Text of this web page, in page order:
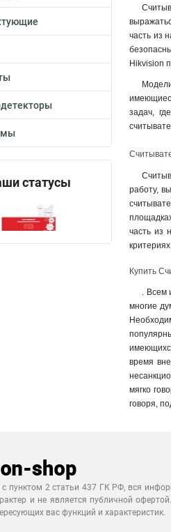
статусы
часть из
Hikvision
задач,
работу,
часть из
Купить
. Всем
многие
время
мягко
говоря,
с пунктом 2 статьи 437 ГК РФ, вся
и не является публичной
вас функций и характеристик.